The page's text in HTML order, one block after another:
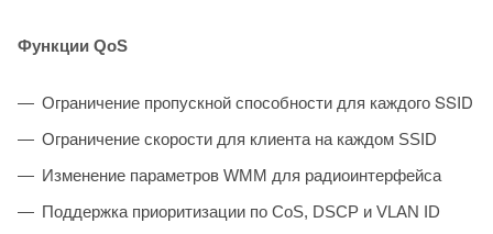
Функции QoS
Ограничение пропускной способности для каждого SSID
Ограничение скорости для клиента на каждом SSID
Изменение параметров WMM для радиоинтерфейса
Поддержка приоритизации по CoS, DSCP и VLAN ID